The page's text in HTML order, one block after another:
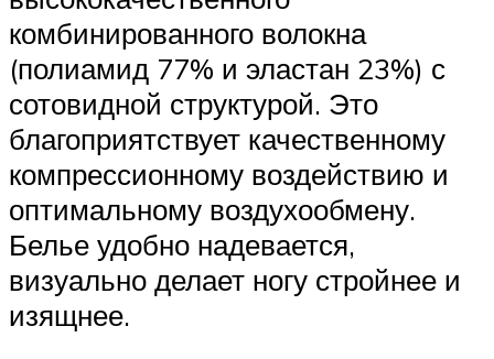
комбинированного волокна
(полиамид 77% и эластан 23%) с
сотовидной структурой. Это
благоприятствует качественному
компрессионному воздействию и
оптимальному воздухообмену.
Белье удобно надевается,
визуально делает ногу стройнее и
изящнее.